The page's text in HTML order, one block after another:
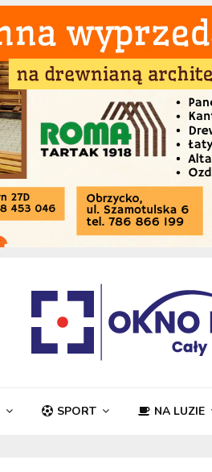
SPORT NA LUZIE